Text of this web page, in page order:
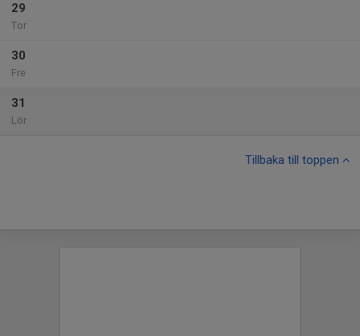
29
Tor
30
Fre
31
Lör
Tillbaka till toppen